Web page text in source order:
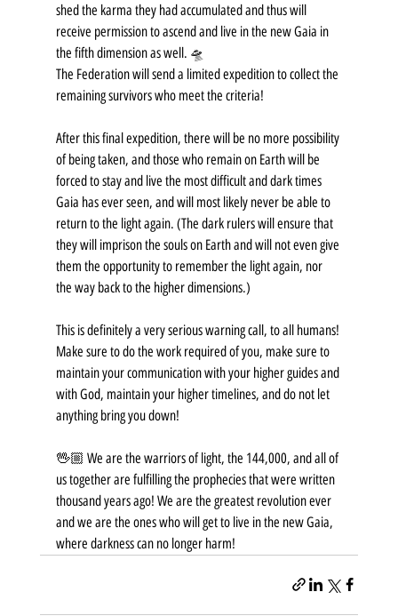
shed the karma they had accumulated and thus will
receive permission to ascend and live in the new Gaia in
the fifth dimension as well. 🛸
The Federation will send a limited expedition to collect the
remaining survivors who meet the criteria!
After this final expedition, there will be no more possibility
of being taken, and those who remain on Earth will be
forced to stay and live the most difficult and dark times
Gaia has ever seen, and will most likely never be able to
return to the light again. (The dark rulers will ensure that
they will imprison the souls on Earth and will not even give
them the opportunity to remember the light again, nor
the way back to the higher dimensions.)
This is definitely a very serious warning call, to all humans!
Make sure to do the work required of you, make sure to
maintain your communication with your higher guides and
with God, maintain your higher timelines, and do not let
anything bring you down!
🖖🏼 We are the warriors of light, the 144,000, and all of
us together are fulfilling the prophecies that were written
thousand years ago! We are the greatest revolution ever
and we are the ones who will get to live in the new Gaia,
where darkness can no longer harm!